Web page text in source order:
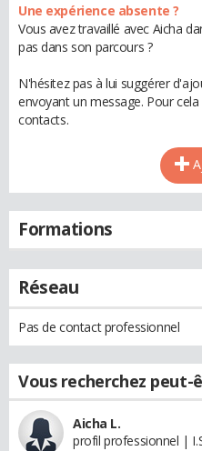
Une expérience absente ?
Vous avez travaillé avec Aicha
pas dans son parcours ?
N'hésitez pas à lui suggérer
envoyant un message. Pour
contacts.
Formations
Réseau
Pas de contact professionnel
Vous recherchez peut-
Aicha L.
profil professionnel |